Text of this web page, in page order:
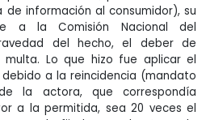
información al consumidor), su
a la Comisión Nacional del
del hecho, el deber de
multa. Lo que hizo fue aplicar el
a la reincidencia (mandato
la actora, que correspondía
a la permitida, sea 20 veces el